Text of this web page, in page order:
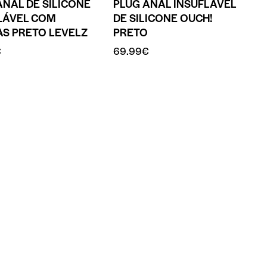
DE SILICONE
COM
PRETO LEVELZ
PLUG ANAL INSUFLÁVEL
DE SILICONE OUCH!
PRETO
69.99€